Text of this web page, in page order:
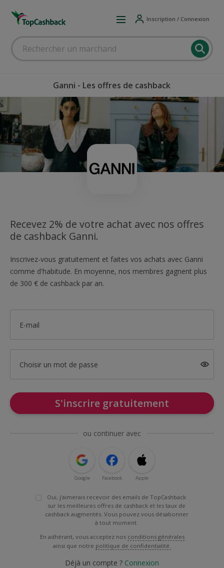
Inscription / Connexion
Ganni - Les offres de cashback
Recevez 2% de votre achat avec nos offres
de cashback Ganni.
Inscrivez-vous gratuitement et faites vos achats avec Ganni
comme d'habitude. En moyenne, nos membres gagnent plus
de 300 € de cashback par an.
E-mail
Choisir un mot de passe
S'inscrire gratuitement
ou continuer avec
Google Facebook Apple
Oui, j'aimerais recevoir des emails de TopCashback
sur les meilleures offres de cashback et les taux de
cashback augmentés. Vous pouvez vous désabonner
à tout moment.
En adhérant, vous acceptez nos conditions générales
ainsi que notre politique de confidentialité.
Déjà un compte ? Connexion